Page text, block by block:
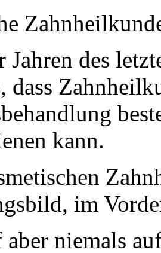
Jahren des
dass
kann.
im
aber niemals